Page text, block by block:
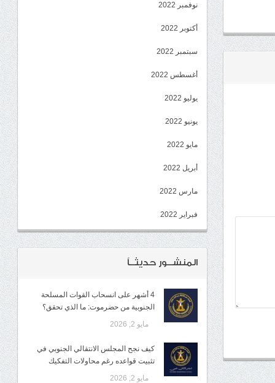
نوفمبر 2022
أكتوبر 2022
سبتمبر 2022
أغسطس 2022
يوليو 2022
يونيو 2022
مايو 2022
أبريل 2022
مارس 2022
فبراير 2022
المنشــور حديثــاً
4 أشهر على انسحاب القوات المسلحة
الجنوبية من حضرموت: ما الذي تحقق؟
مايو 2, 2026
كيف نجح المجلس الانتقالي الجنوبي في
تثبيت قواعده رغم محاولات التفكيك
مايو 2, 2026